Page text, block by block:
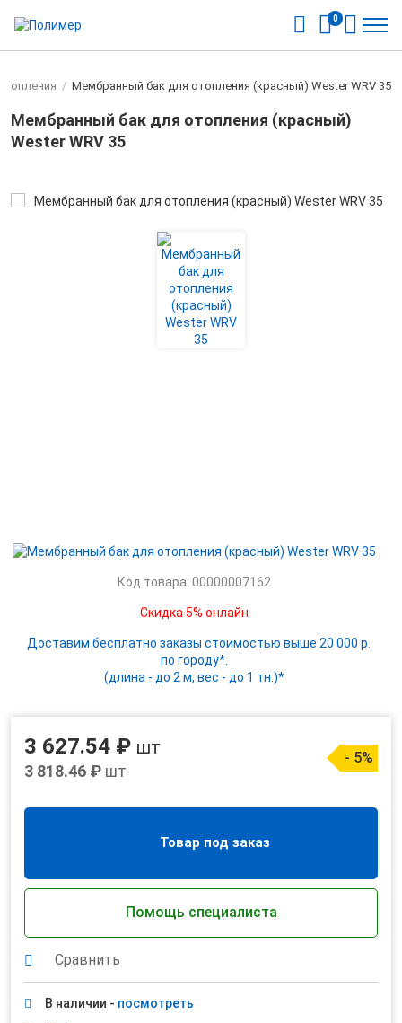
0
/ Мембранный бак для отопления (красный) Wester WRV 35
Мембранный бак для отопления (красный)
Wester WRV 35
Код товара: 00000007162
Скидка 5% онлайн
Доставим бесплатно заказы стоимостью выше 20 000 р.
по городу*.
(длина - до 2 м, вес - до 1 тн.)*
3 627.54 ₽ шт
3 818.46 ₽шт
- 5%
Товар под заказ
Помощь специалиста
Сравнить
В наличии - посмотреть